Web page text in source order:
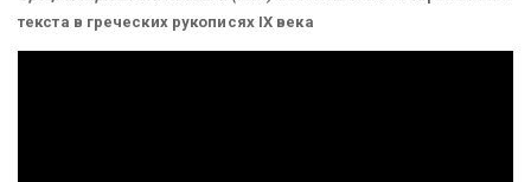
текста в греческих рукописях IX века